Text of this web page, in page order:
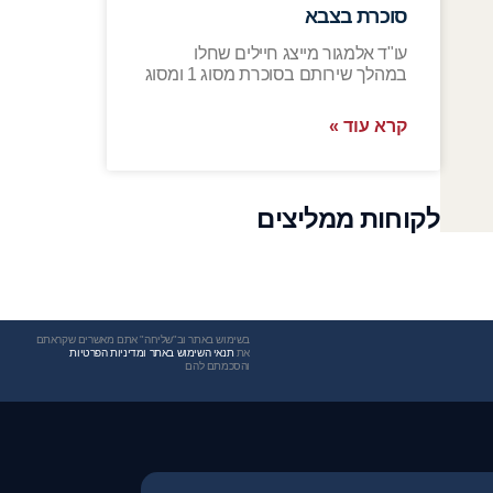
סוכרת בצבא
עו"ד אלמגור מייצג חיילים שחלו
במהלך שירותם בסוכרת מסוג 1 ומסוג
קרא עוד »
לקוחות ממליצים
בשימוש באתר וב"שליחה" אתם מאשרים שקראתם
אתתנאי השימוש באתר ומדיניות הפרטיות
והסכמתם להם